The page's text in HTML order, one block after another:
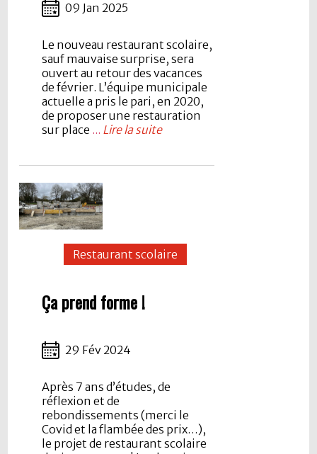
09 Jan 2025
Le nouveau restaurant scolaire,
sauf mauvaise surprise, sera
ouvert au retour des vacances
de février. L’équipe municipale
actuelle a pris le pari, en 2020,
de proposer une restauration
sur place ... Lire la suite
Restaurant scolaire
Ça prend forme !
29 Fév 2024
Après 7 ans d’études, de
réflexion et de
rebondissements (merci le
Covid et la flambée des prix…),
le projet de restaurant scolaire